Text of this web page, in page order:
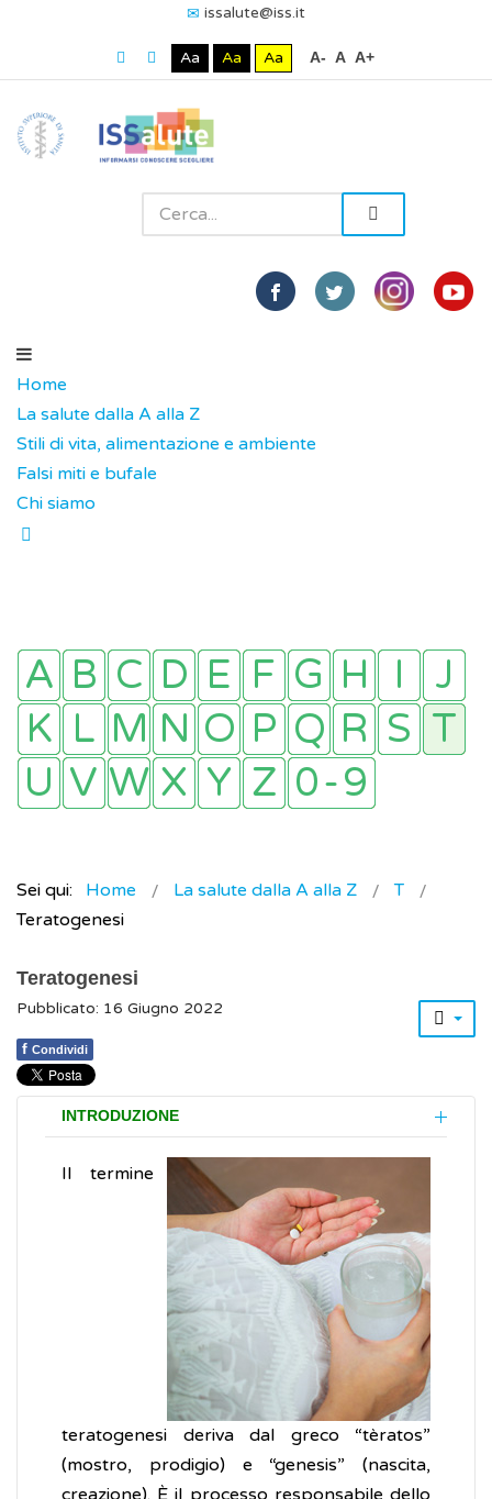
issalute@iss.it
Aa Aa Aa A- A A+
Home
La salute dalla A alla Z
Stili di vita, alimentazione e ambiente
Falsi miti e bufale
Chi siamo
Sei qui: Home La salute dalla A alla Z
T
Teratogenesi
Teratogenesi
Pubblicato: 16 Giugno 2022
f Condividi
INTRODUZIONE
Il termine
teratogenesi deriva dal greco “tèratos”
(mostro, prodigio) e “genesis” (nascita,